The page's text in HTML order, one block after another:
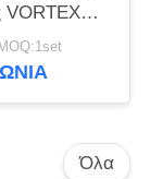
VORTEX
Όλα